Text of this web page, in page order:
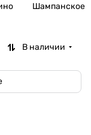
Шампанское
В наличии